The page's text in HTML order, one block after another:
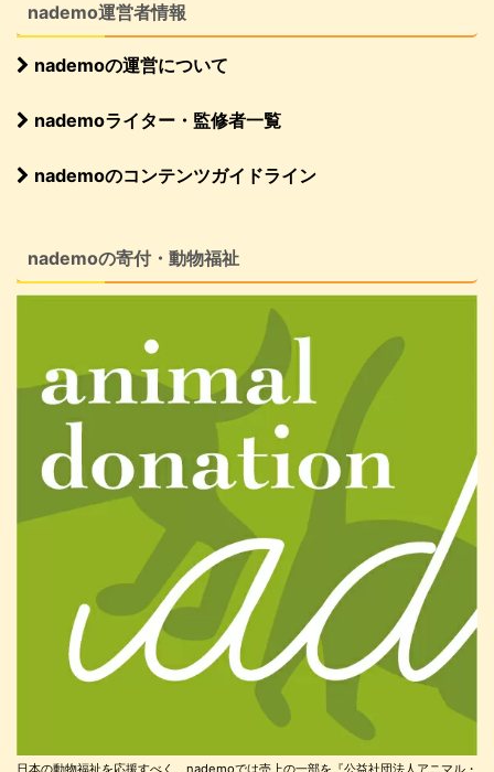
nademo運営者情報
nademoの運営について
nademoライター・監修者一覧
nademoのコンテンツガイドライン
nademoの寄付・動物福祉